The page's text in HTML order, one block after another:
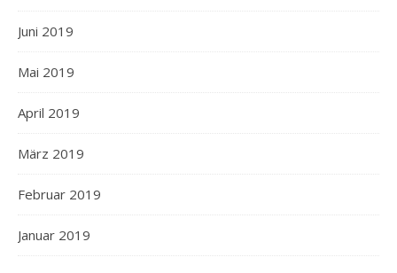
Juni 2019
Mai 2019
April 2019
März 2019
Februar 2019
Januar 2019